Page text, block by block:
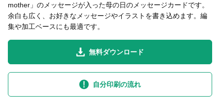
LINE無料スタンプ
無料猫ミーム
mother」のメッセージが入った母の日のメッセージカードです。
余白も広く、お好きなメッセージやイラストを書き込めます。編
集や加工ベースにも最適です。
無料ダウンロード
自分印刷の流れ